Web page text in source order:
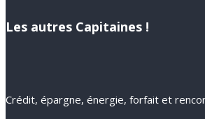
Les autres Capitaines !
Crédit, épargne, énergie, forfait et